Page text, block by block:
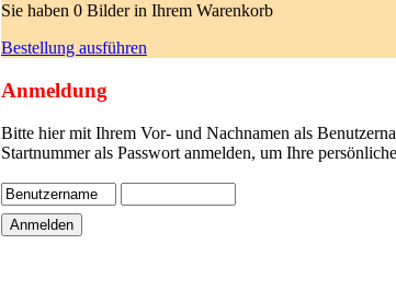
Sie haben 0 Bilder in Ihrem Warenkorb
Bestellung ausführen
Anmeldung
Bitte hier mit Ihrem Vor- und Nachnamen als
Startnummer als Passwort anmelden, um Ihre